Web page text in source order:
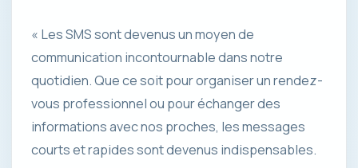
« Les SMS sont devenus un moyen de
communication incontournable dans notre
quotidien. Que ce soit pour organiser un rendez-
vous professionnel ou pour échanger des
informations avec nos proches, les messages
courts et rapides sont devenus indispensables.